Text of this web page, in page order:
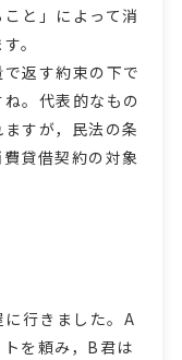
と」によって消
。
返す約束の下で
。代表的なもの
すが，民法の条
貸借契約の対象
行きました。A
を頼み，B君は